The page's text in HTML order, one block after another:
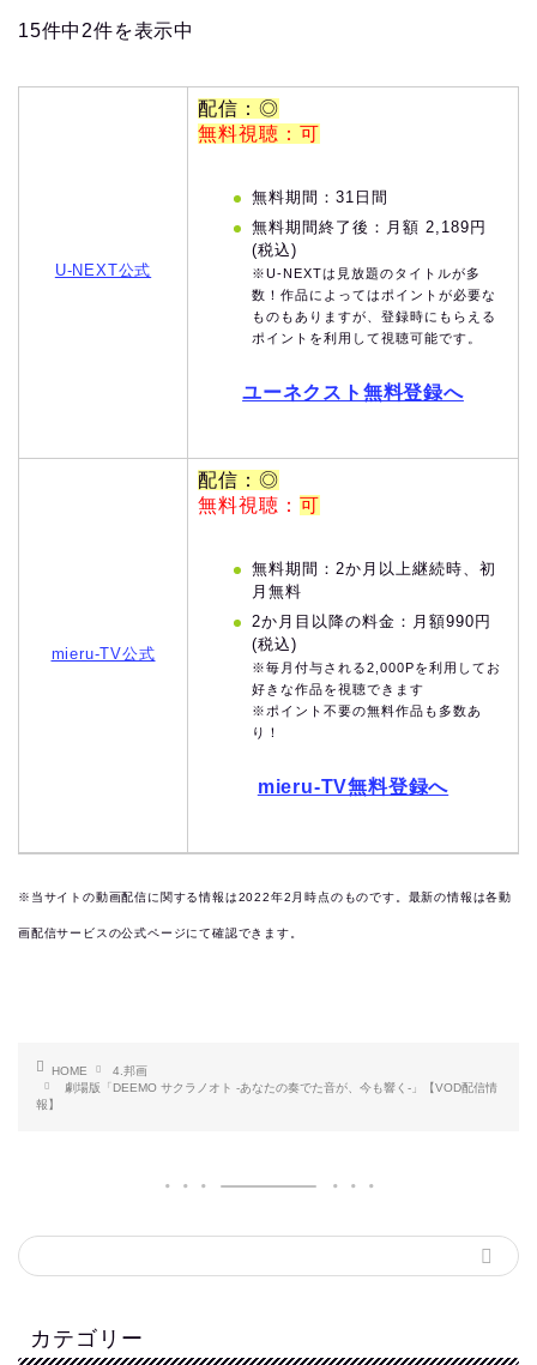
15件中2件を表示中
U-NEXT公式
配信：◎
無料視聴：可
無料期間：31日間
無料期間終了後：月額 2,189円
(税込)
※U-NEXTは見放題のタイトルが多
数！作品によってはポイントが必要な
ものもありますが、登録時にもらえる
ポイントを利用して視聴可能です。
ユーネクスト無料登録へ
mieru-TV公式
配信：◎
無料視聴： 可
無料期間：2か月以上継続時、初
月無料
2か月目以降の料金：月額990円
(税込)
※毎月付与される2,000Pを利用してお
好きな作品を視聴できます
※ポイント不要の無料作品も多数あ
り！
mieru-TV無料登録へ
※当サイトの動画配信に関する情報は2022年2月時点のものです。最新の情報は各動
画配信サービスの公式ページにて確認できます。
HOME
4.邦画
劇場版「DEEMO サクラノオト -あなたの奏でた音が、今も響く-」【VOD配信情
報】
カテゴリー